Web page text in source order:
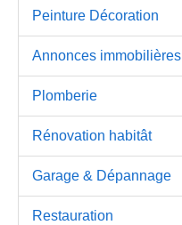
Peinture Décoration
Annonces immobilières
Plomberie
Rénovation habitât
Garage & Dépannage
Restauration